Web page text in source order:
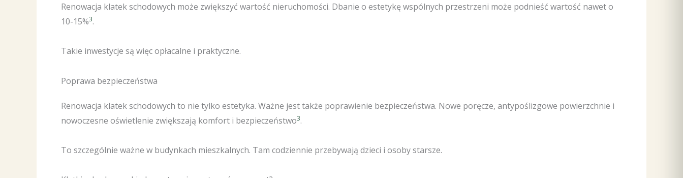
Renowacja klatek schodowych może zwiększyć wartość nieruchomości. Dbanie o estetykę wspólnych przestrzeni może podnieść wartość nawet o
10-15%3.
Takie inwestycje są więc opłacalne i praktyczne.
Poprawa bezpieczeństwa
Renowacja klatek schodowych to nie tylko estetyka. Ważne jest także poprawienie bezpieczeństwa. Nowe poręcze, antypoślizgowe powierzchnie i
nowoczesne oświetlenie zwiększają komfort i bezpieczeństwo3.
To szczególnie ważne w budynkach mieszkalnych. Tam codziennie przebywają dzieci i osoby starsze.